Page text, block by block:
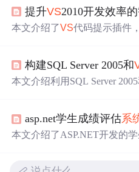
际项目中的应用。
提升VS2010开发效率
本文介绍了VS代码提示插件
亮、代码折叠、错误和警告
巧。
构建SQL Server 2005和
本文介绍利用SQL Server
码效率等。还强调系统安全
性保障，如备份恢复。
asp.net学生成绩评估系
本文介绍了ASP.NET开发的